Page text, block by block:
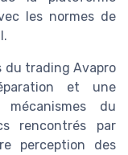
les normes de
du trading Avapro
et une
mécanismes du
rencontrés par
perception des